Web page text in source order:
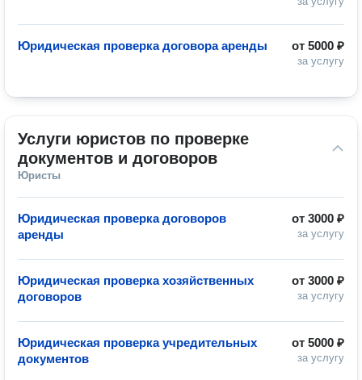
от 5000 ₽
за услугу
Юридическая проверка договора аренды
Услуги юристов по проверке
документов и договоров
Юристы
от 3000 ₽
за услугу
Юридическая проверка договоров
аренды
от 3000 ₽
за услугу
Юридическая проверка хозяйственных
договоров
от 5000 ₽
за услугу
Юридическая проверка учредительных
документов